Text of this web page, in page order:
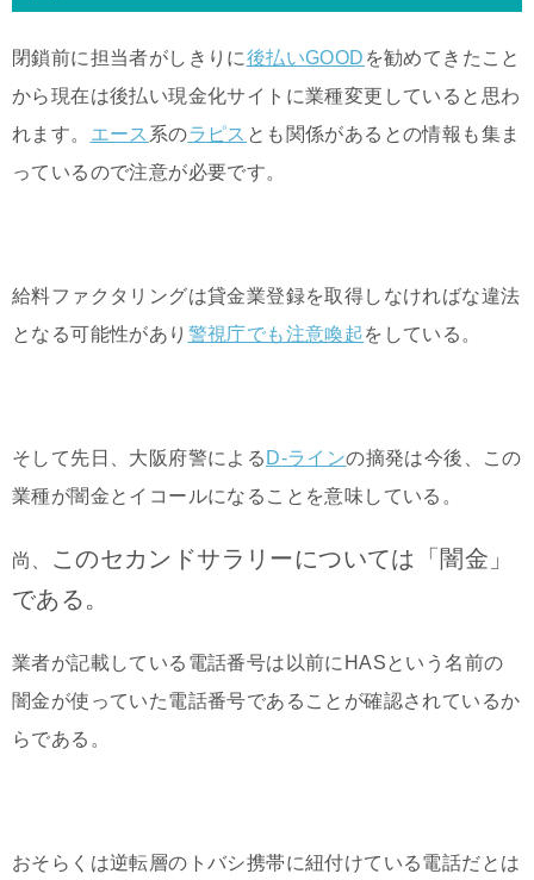
閉鎖前に担当者がしきりに後払いGOOD を勧めてきたこと
から現在は後払い現金化サイトに業種変更していると思わ
れます。 エース 系のラピス とも関係があるとの情報も集ま
っているので注意が必要です。
給料ファクタリングは貸金業登録を取得しなければな違法
となる可能性があり 警視庁でも注意喚起をしている。
そして先日、大阪府警による D-ラインの摘発は今後、この
業種が闇金とイコールになることを意味している。
尚、
このセカンドサラリーについては「闇金」
である。
業者が記載している電話番号は以前にHASという名前の
闇金が使っていた電話番号であることが確認されているか
らである。
おそらくは逆転層のトバシ携帯に紐付けている電話だとは